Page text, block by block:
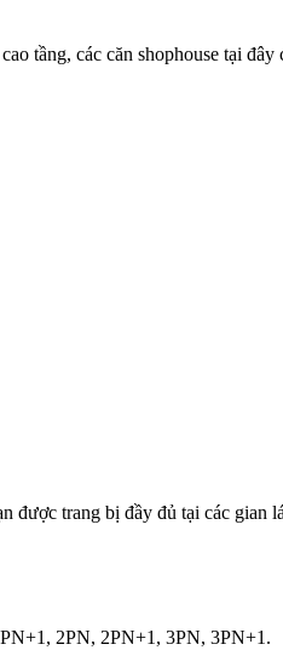
tầng, các căn shophouse tại đây
được trang bị đầy đủ tại các gian
2PN, 2PN+1, 3PN, 3PN+1.